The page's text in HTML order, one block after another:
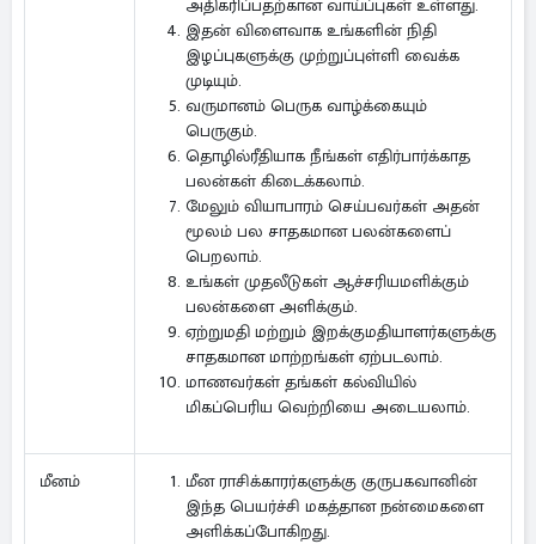
இதன் விளைவாக உங்களின் நிதி
இழப்புகளுக்கு முற்றுப்புள்ளி வைக்க
முடியும்.
வருமானம் பெருக வாழ்க்கையும்
பெருகும்.
தொழில்ரீதியாக நீங்கள் எதிர்பார்க்காத
பலன்கள் கிடைக்கலாம்.
மேலும் வியாபாரம் செய்பவர்கள் அதன்
மூலம் பல சாதகமான பலன்களைப்
பெறலாம்.
உங்கள் முதலீடுகள் ஆச்சரியமளிக்கும்
பலன்களை அளிக்கும்.
ஏற்றுமதி மற்றும் இறக்குமதியாளர்களுக்கு
சாதகமான மாற்றங்கள் ஏற்படலாம்.
மாணவர்கள் தங்கள் கல்வியில்
மிகப்பெரிய வெற்றியை அடையலாம்.
மீனம்
மீன ராசிக்காரர்களுக்கு குருபகவானின்
இந்த பெயர்ச்சி மகத்தான நன்மைகளை
அளிக்கப்போகிறது.